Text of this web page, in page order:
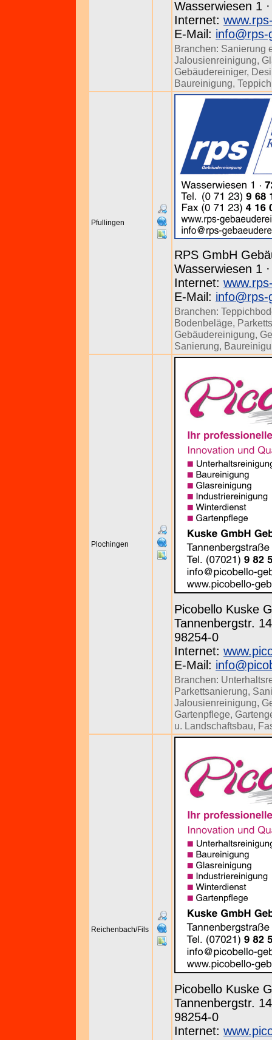
Wasserwiesen 1
Internet:
E-Mail: info@rps-
Branchen: Sanierung
Jalousienreinigung,
Gebäudereiniger,
Baureinigung,
Pfullingen
RPS GmbH
Wasserwiesen 1
Internet:
E-Mail: info@rps-
Branchen:
Bodenbeläge,
Gebäudereinigung,
Sanierung,
Plochingen
Picobello Kuske
Tannenbergstr.
98254-0
Internet:
E-Mail:
Branchen:
Parkettsanierung,
Jalousienreinigung,
Gartenpflege,
u. Landschaftsbau,
Reichenbach/Fils
Picobello Kuske
Tannenbergstr.
98254-0
Internet: